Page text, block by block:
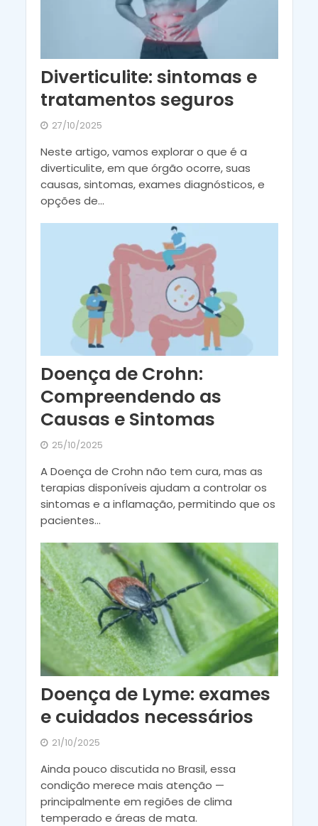
Diverticulite: sintomas e
tratamentos seguros
27/10/2025
Neste artigo, vamos explorar o que é a
diverticulite, em que órgão ocorre, suas
causas, sintomas, exames diagnósticos, e
opções de...
Doença de Crohn:
Compreendendo as
Causas e Sintomas
25/10/2025
A Doença de Crohn não tem cura, mas as
terapias disponíveis ajudam a controlar os
sintomas e a inflamação, permitindo que os
pacientes...
Doença de Lyme: exames
e cuidados necessários
21/10/2025
Ainda pouco discutida no Brasil, essa
condição merece mais atenção —
principalmente em regiões de clima
temperado e áreas de mata.